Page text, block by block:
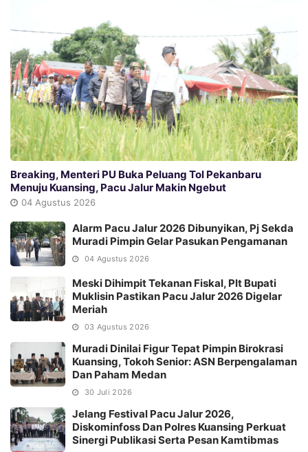
Breaking, Menteri PU Buka Peluang Tol Pekanbaru
Menuju Kuansing, Pacu Jalur Makin Ngebut
04 Agustus 2026
Alarm Pacu Jalur 2026 Dibunyikan, Pj Sekda
Muradi Pimpin Gelar Pasukan Pengamanan
04 Agustus 2026
Meski Dihimpit Tekanan Fiskal, Plt Bupati
Muklisin Pastikan Pacu Jalur 2026 Digelar
Meriah
03 Agustus 2026
Muradi Dinilai Figur Tepat Pimpin Birokrasi
Kuansing, Tokoh Senior: ASN Berpengalaman
Dan Paham Medan
30 Juli 2026
Jelang Festival Pacu Jalur 2026,
Diskominfoss Dan Polres Kuansing Perkuat
Sinergi Publikasi Serta Pesan Kamtibmas